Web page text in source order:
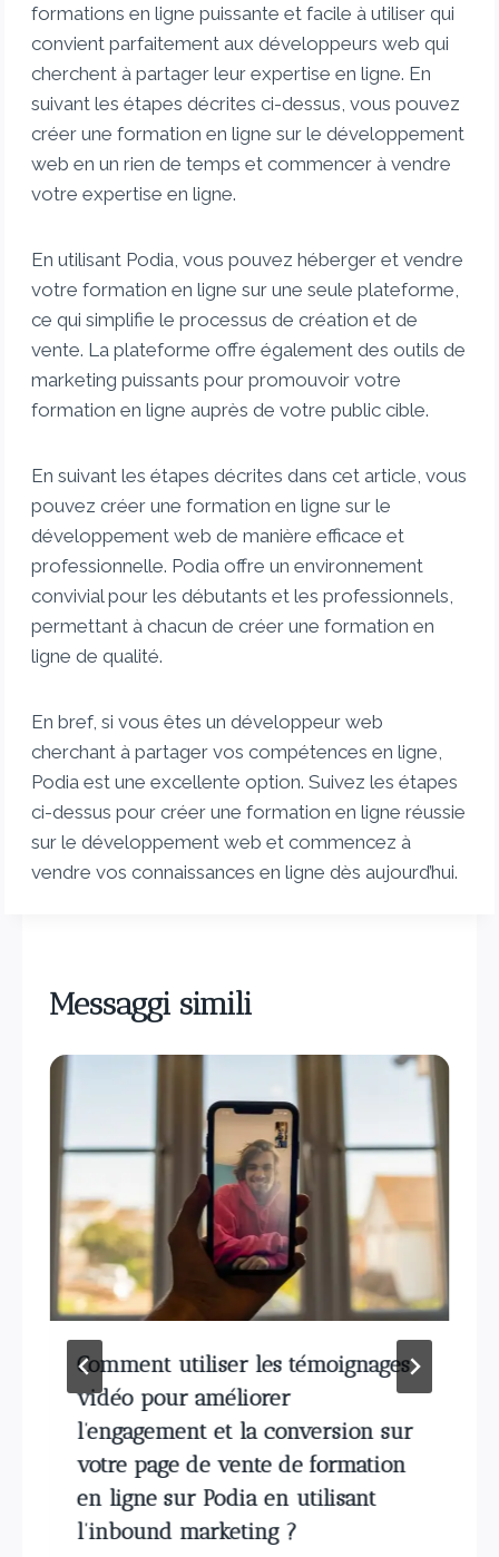
formations en ligne puissante et facile à utiliser qui
convient parfaitement aux développeurs web qui
cherchent à partager leur expertise en ligne. En
suivant les étapes décrites ci-dessus, vous pouvez
créer une formation en ligne sur le développement
web en un rien de temps et commencer à vendre
votre expertise en ligne.
En utilisant Podia, vous pouvez héberger et vendre
votre formation en ligne sur une seule plateforme,
ce qui simplifie le processus de création et de
vente. La plateforme offre également des outils de
marketing puissants pour promouvoir votre
formation en ligne auprès de votre public cible.
En suivant les étapes décrites dans cet article, vous
pouvez créer une formation en ligne sur le
développement web de manière efficace et
professionnelle. Podia offre un environnement
convivial pour les débutants et les professionnels,
permettant à chacun de créer une formation en
ligne de qualité.
En bref, si vous êtes un développeur web
cherchant à partager vos compétences en ligne,
Podia est une excellente option. Suivez les étapes
ci-dessus pour créer une formation en ligne réussie
sur le développement web et commencez à
vendre vos connaissances en ligne dès aujourd’hui.
Messaggi simili
Comment utiliser les témoignages
vidéo pour améliorer
l’engagement et la conversion sur
votre page de vente de formation
en ligne sur Podia en utilisant
l’inbound marketing ?